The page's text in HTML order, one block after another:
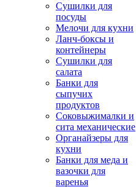
Сушилки для
посуды
Мелочи для кухни
Ланч-боксы и
контейнеры
Сушилки для
салата
Банки для
сыпучих
продуктов
Соковыжималки и
сита механические
Органайзеры для
кухни
Банки для меда и
вазочки для
варенья